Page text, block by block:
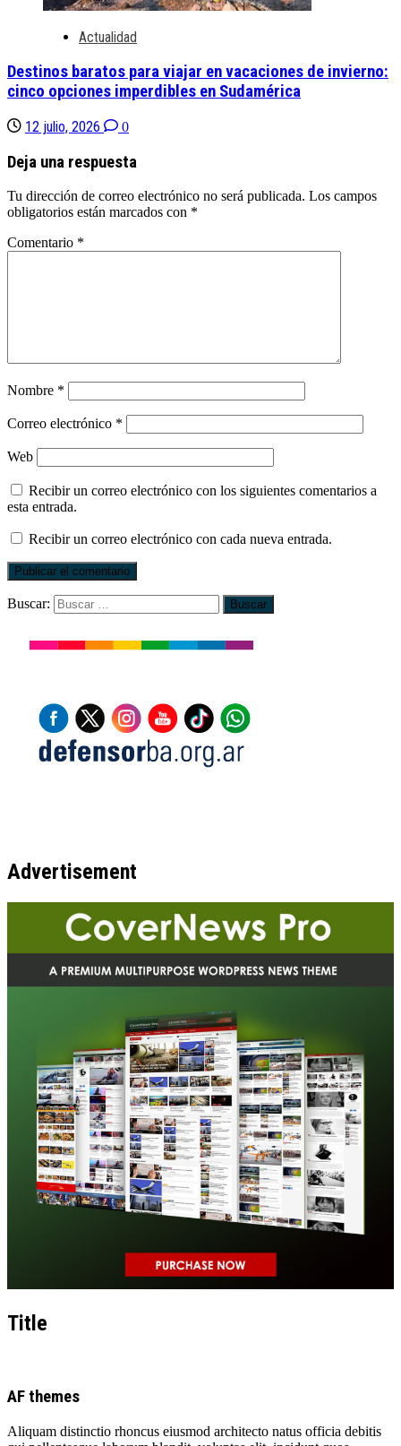
Actualidad
Destinos baratos para viajar en vacaciones de invierno:
cinco opciones imperdibles en Sudamérica
12 julio, 2026 0
Deja una respuesta
Tu dirección de correo electrónico no será publicada. Los campos
obligatorios están marcados con *
Comentario *
Nombre *
Correo electrónico *
Web
Recibir un correo electrónico con los siguientes comentarios a
esta entrada.
Recibir un correo electrónico con cada nueva entrada.
Buscar:
Advertisement
Title
AF themes
Aliquam distinctio rhoncus eiusmod architecto natus officia debitis